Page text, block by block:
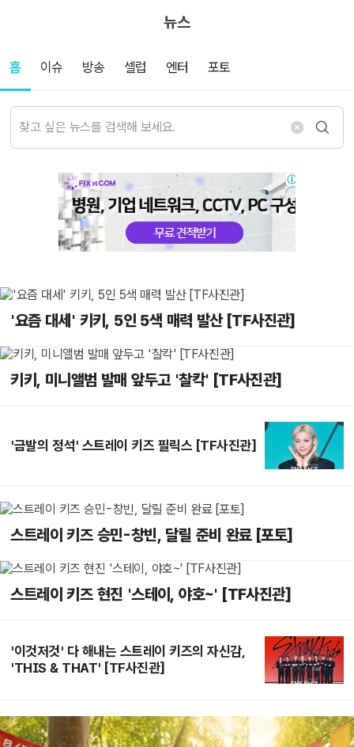
뉴스
홈 이슈 방송 셀럽 엔터 포토
'요즘 대세' 키키, 5인 5색 매력 발산 [TF사진관]
키키, 미니앨범 발매 앞두고 '찰칵' [TF사진관]
'금발의 정석' 스트레이 키즈 필릭스 [TF사진관]
스트레이 키즈 승민-창빈, 달릴 준비 완료 [포토]
스트레이 키즈 현진 '스테이, 야호~' [TF사진관]
'이것저것' 다 해내는 스트레이 키즈의 자신감,
'THIS & THAT' [TF사진관]